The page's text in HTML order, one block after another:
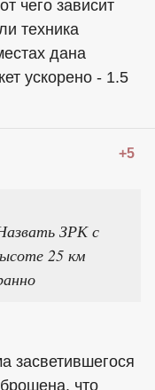
чего зависит
техника
дана
ускорено - 1.5
+5
ЗРК с
25 км
засветившегося
что